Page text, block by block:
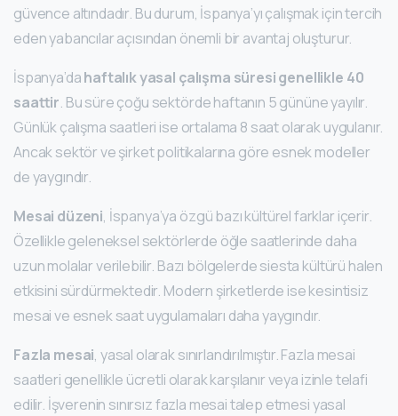
güvence altındadır. Bu durum, İspanya’yı çalışmak için tercih
eden yabancılar açısından önemli bir avantaj oluşturur.
İspanya’dahaftalık yasal çalışma süresi genellikle 40
saattir. Bu süre çoğu sektörde haftanın 5 gününe yayılır.
Günlük çalışma saatleri ise ortalama 8 saat olarak uygulanır.
Ancak sektör ve şirket politikalarına göre esnek modeller
de yaygındır.
Mesai düzeni, İspanya’ya özgü bazı kültürel farklar içerir.
Özellikle geleneksel sektörlerde öğle saatlerinde daha
uzun molalar verilebilir. Bazı bölgelerde siesta kültürü halen
etkisini sürdürmektedir. Modern şirketlerde ise kesintisiz
mesai ve esnek saat uygulamaları daha yaygındır.
Fazla mesai, yasal olarak sınırlandırılmıştır. Fazla mesai
saatleri genellikle ücretli olarak karşılanır veya izinle telafi
edilir. İşverenin sınırsız fazla mesai talep etmesi yasal